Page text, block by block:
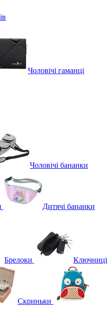
Чоловічі гаманці
Чоловічі бананки
Дитячі бананки
Брелоки Ключниці
Скриньки